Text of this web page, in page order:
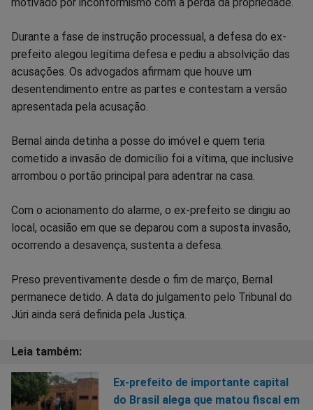
Durante a fase de instrução processual, a defesa do ex-
prefeito alegou legítima defesa e pediu a absolvição das
acusações. Os advogados afirmam que houve um
desentendimento entre as partes e contestam a versão
apresentada pela acusação.
Bernal ainda detinha a posse do imóvel e quem teria
cometido a invasão de domicílio foi a vítima, que inclusive
arrombou o portão principal para adentrar na casa.
Com o acionamento do alarme, o ex-prefeito se dirigiu ao
local, ocasião em que se deparou com a suposta invasão,
ocorrendo a desavença, sustenta a defesa.
Preso preventivamente desde o fim de março, Bernal
permanece detido. A data do julgamento pelo Tribunal do
Júri ainda será definida pela Justiça.
Ex-prefeito de importante capital
do Brasil alega que matou fiscal em